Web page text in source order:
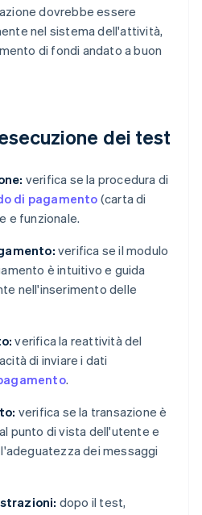
dovrebbe essere
nel sistema dell'attività,
di fondi andato a buon
dei test
verifica se la procedura di
di pagamento (carta di
e funzionale.
verifica se il modulo
è intuitivo e guida
nell'inserimento delle
verifica la reattività del
di inviare i dati
.
verifica se la transazione è
punto di vista dell'utente e
dei messaggi
dopo il test,